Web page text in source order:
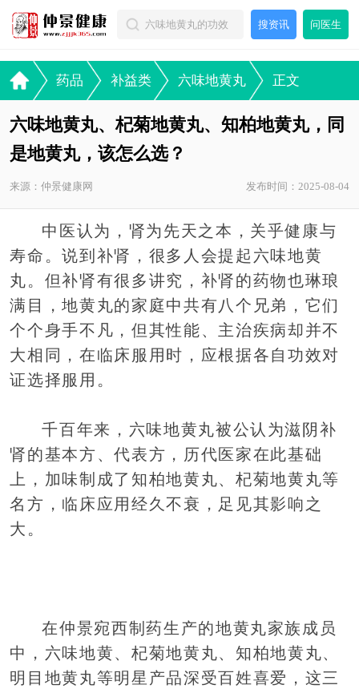
搜资讯 问医生
药品 补益类 六味地黄丸 正文
六味地黄丸、杞菊地黄丸、知柏地黄丸，同
是地黄丸，该怎么选？
来源：仲景健康网 发布时间：2025-08-04
中医认为，肾为先天之本，关乎健康与
寿命。说到补肾，很多人会提起六味地黄
丸。但补肾有很多讲究，补肾的药物也琳琅
满目，地黄丸的家庭中共有八个兄弟，它们
个个身手不凡，但其性能、主治疾病却并不
大相同，在临床服用时，应根据各自功效对
证选择服用。
千百年来，六味地黄丸被公认为滋阴补
肾的基本方、代表方，历代医家在此基础
上，加味制成了知柏地黄丸、杞菊地黄丸等
名方，临床应用经久不衰，足见其影响之
大。
在仲景宛西制药生产的地黄丸家族成员
中，六味地黄、杞菊地黄丸、知柏地黄丸、
明目地黄丸等明星产品深受百姓喜爱，这三